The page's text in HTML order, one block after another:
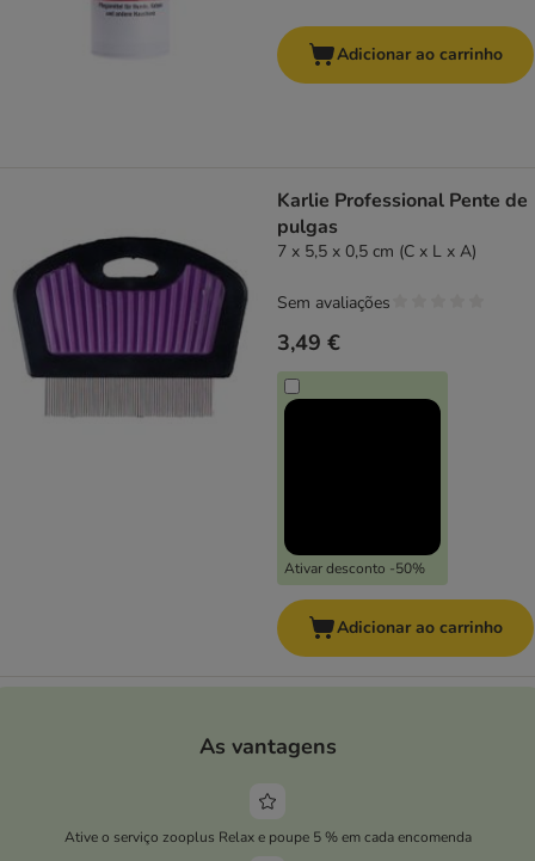
Adicionar ao carrinho
Karlie Professional Pente de
pulgas
7 x 5,5 x 0,5 cm (C x L x A)
3,49 €
Ativar desconto -50%
Sem avaliações
Adicionar ao carrinho
As vantagens
Ative o serviço zooplus Relax e poupe 5 % em cada encomenda